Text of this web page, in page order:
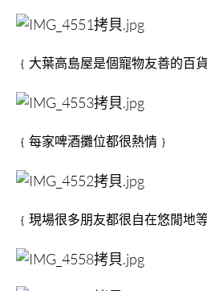
﹛大葉高島屋是個寵物友善的百
﹛每家啤酒攤位都很熱情﹜
﹛現場很多朋友都很自在悠閒地